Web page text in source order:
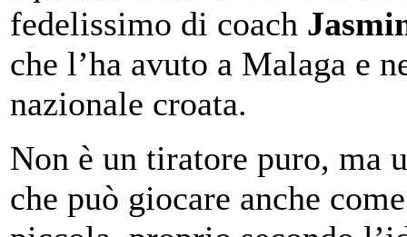
fedelissimo di coach
che l’ha avuto a Malaga e
nazionale croata.
Non è un tiratore puro, ma
che può giocare anche